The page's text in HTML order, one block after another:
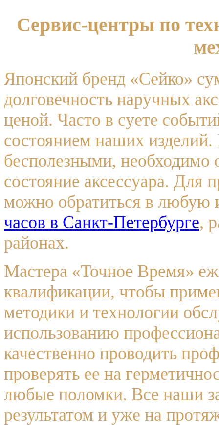
Сервис-центры по
Японский бренд «Сейко»
долговечность наручных
ценой. Часто в суете
состоянием наших
бесполезными, необходимо
состояние аксессуара. Для
можно обратиться в
часов в Санкт-Петербурге,
районах.
Мастера «Точное Время»
квалификации, чтобы
методики и технологии
использованию
качественно проводить
проверять ее на
любые поломки. Все наши
результатом и уже на